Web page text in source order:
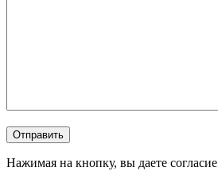
Оставьте это поле пустым.
Отправить
Нажимая на кнопку, вы даете